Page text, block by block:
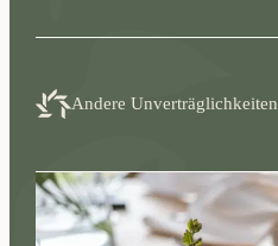
Andere Unverträglichkeiten